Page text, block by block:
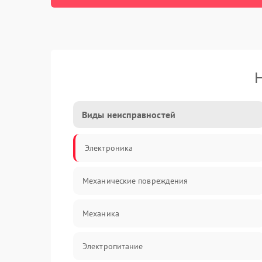
Виды неисправностей
Электроника
Механические повреждения
Механика
Электропитание